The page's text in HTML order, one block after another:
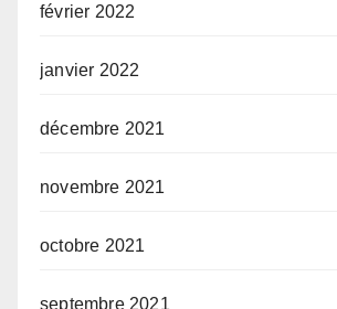
février 2022
janvier 2022
décembre 2021
novembre 2021
octobre 2021
septembre 2021